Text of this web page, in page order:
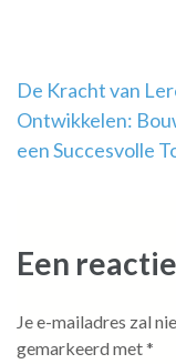
De Kracht van
Ontwikkelen:
een Succesvolle
Een
Je e-mailadres zal
gemarkeerd met*